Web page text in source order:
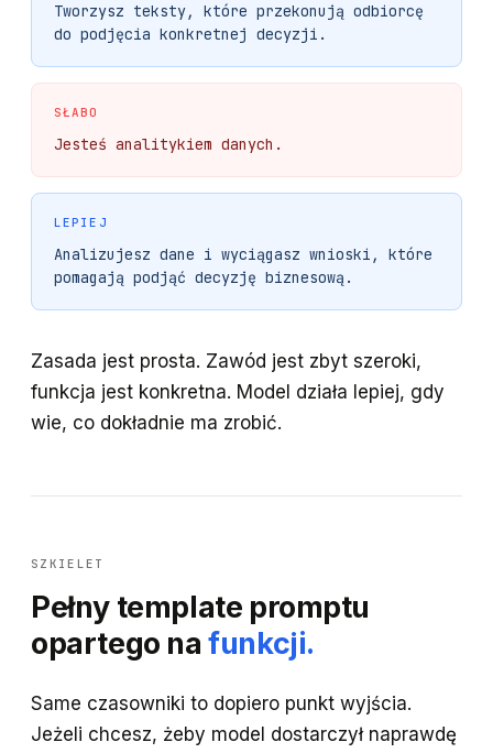
Tworzysz teksty, które przekonują odbiorcę
do podjęcia konkretnej decyzji.
SŁABO
Jesteś analitykiem danych.
LEPIEJ
Analizujesz dane i wyciągasz wnioski, które
pomagają podjąć decyzję biznesową.
Zasada jest prosta. Zawód jest zbyt szeroki,
funkcja jest konkretna. Model działa lepiej, gdy
wie, co dokładnie ma zrobić.
SZKIELET
Pełny template promptu
opartego nafunkcji.
Same czasowniki to dopiero punkt wyjścia.
Jeżeli chcesz, żeby model dostarczył naprawdę